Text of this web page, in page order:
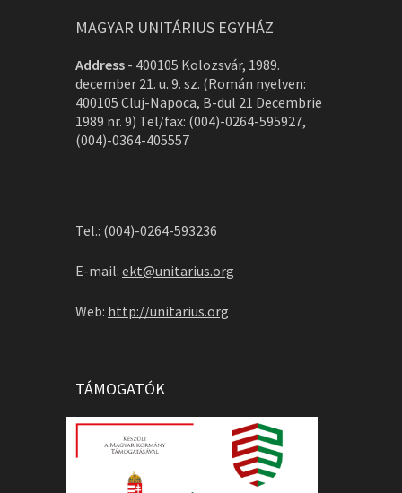
MAGYAR UNITÁRIUS EGYHÁZ
Address - 400105 Kolozsvár, 1989.
december 21. u. 9. sz. (Román nyelven:
400105 Cluj-Napoca, B-dul 21 Decembrie
1989 nr. 9) Tel/fax: (004)-0264-595927,
(004)-0364-405557
Tel.: (004)-0264-593236
E-mail: ekt@unitarius.org
Web: http://unitarius.org
TÁMOGATÓK